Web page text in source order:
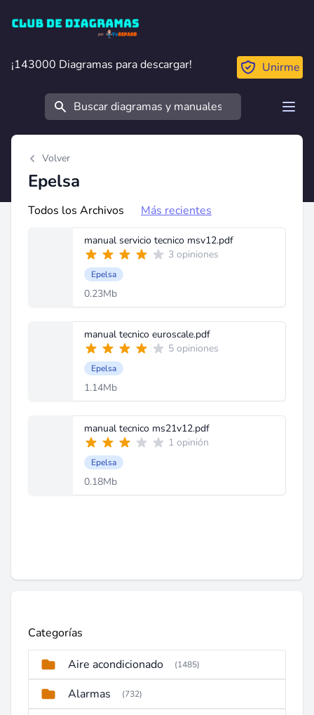
Club de Diagramas
¡143000 Diagramas para descargar!
¡143000 Diagramas para descargar! Unirme
Buscar
Volver
Epelsa
Todos los Archivos Más recientes
manual servicio tecnico msv12.pdf
3 opiniones
Epelsa
0.23Mb
manual tecnico euroscale.pdf
5 opiniones
Epelsa
1.14Mb
manual tecnico ms21v12.pdf
1 opinión
Epelsa
0.18Mb
Categorías
Aire acondicionado (1485)
Alarmas (732)